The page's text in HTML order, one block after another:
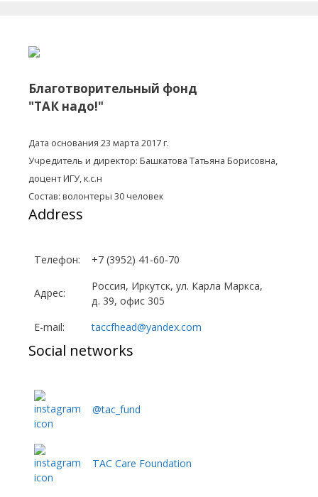
Благотворительный фонд
"ТАК надо!"
Дата основания 23 марта 2017 г.
Учредитель и директор: Башкатова Татьяна Борисовна,
доцент ИГУ, к.с.н
Состав: волонтеры 30 человек
Address
Телефон: +7 (3952) 41-60-70
Адрес:
Россия, Иркутск, ул. Карла Маркса,
д. 39, офис 305
E-mail:
taccfhead@yandex.com
Social networks
@tac_fund
TAC Care Foundation